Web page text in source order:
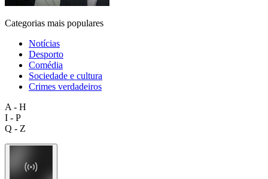
Categorias mais populares
Notícias
Desporto
Comédia
Sociedade e cultura
Crimes verdadeiros
A - H
I - P
Q - Z